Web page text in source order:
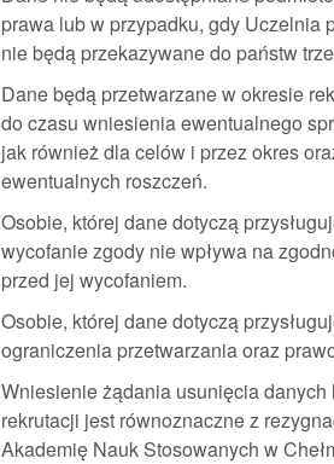
prawa lub w przypadku, gdy Uczelnia
nie będą przekazywane do państw
Dane będą przetwarzane w okresie
do czasu wniesienia ewentualnego
jak również dla celów i przez okres
ewentualnych roszczeń.
Osobie, której dane dotyczą
wycofanie zgody nie wpływa na
przed jej wycofaniem.
Osobie, której dane dotyczą
ograniczenia przetwarzania oraz
Wniesienie żądania usunięcia
rekrutacji jest równoznaczne z
Akademię Nauk Stosowanych w